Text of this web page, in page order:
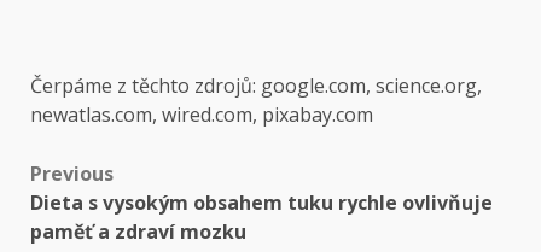
Čerpáme z těchto zdrojů: google.com, science.org,
newatlas.com, wired.com, pixabay.com
Post
navigation
Previous
Dieta s vysokým obsahem tuku rychle ovlivňuje
paměť a zdraví mozku